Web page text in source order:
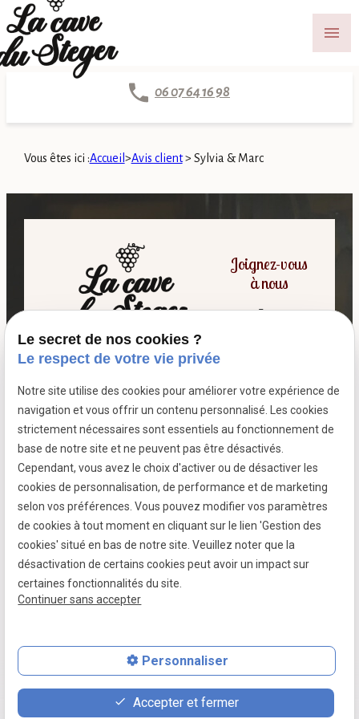
menu
06 07 64 16 98
Vous êtes ici :Accueil >Avis client> Sylvia & Marc
Siret :39799787500026
Joignez-vous
à nous
7 passage fleuri
- 59380 SOCX
Mentions légales
Politique de confidentialité
Gestion des cookies
place contact_page phone
Panneau de gestion des cookies
Le secret de nos cookies ?
Le respect de votre vie privée
Notre site utilise des cookies pour améliorer votre expérience de
navigation et vous offrir un contenu personnalisé. Les cookies
strictement nécessaires sont essentiels au fonctionnement de
base de notre site et ne peuvent pas être désactivés.
Cependant, vous avez le choix d'activer ou de désactiver les
cookies de personnalisation, de performance et de marketing
selon vos préférences. Vous pouvez modifier vos paramètres
de cookies à tout moment en cliquant sur le lien 'Gestion des
cookies' situé en bas de notre site. Veuillez noter que la
désactivation de certains cookies peut avoir un impact sur
certaines fonctionnalités du site.
Continuer sans accepter
Personnaliser
Accepter et fermer